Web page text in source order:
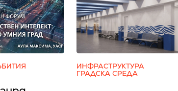
ИНФРАСТРУКТУРА
ГРАДСКА СРЕДА